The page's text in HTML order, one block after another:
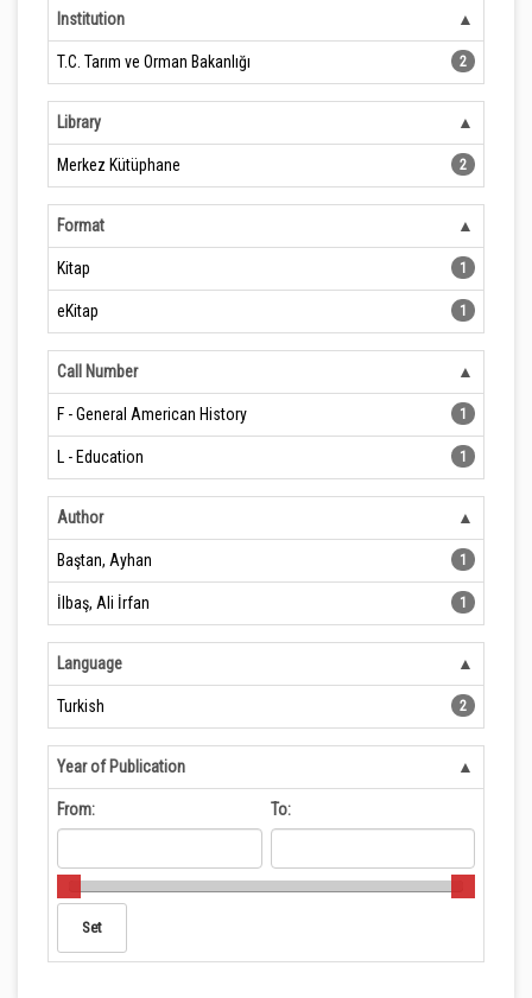
Institution
T.C. Tarım ve Orman Bakanlığı 2
Library
Merkez Kütüphane 2
Format
Kitap 1
eKitap 1
Call Number
F - General American History 1
L - Education 1
Author
Baştan, Ayhan 1
İlbaş, Ali İrfan 1
Language
Turkish 2
Year of Publication
From: To: